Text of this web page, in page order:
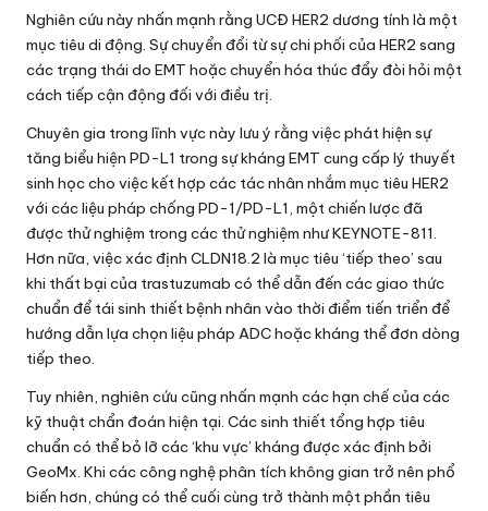
Nghiên cứu này nhấn mạnh rằng UCĐ HER2 dương tính là một
mục tiêu di động. Sự chuyển đổi từ sự chi phối của HER2 sang
các trạng thái do EMT hoặc chuyển hóa thúc đẩy đòi hỏi một
cách tiếp cận động đối với điều trị.
Chuyên gia trong lĩnh vực này lưu ý rằng việc phát hiện sự
tăng biểu hiện PD-L1 trong sự kháng EMT cung cấp lý thuyết
sinh học cho việc kết hợp các tác nhân nhắm mục tiêu HER2
với các liệu pháp chống PD-1/PD-L1, một chiến lược đã
được thử nghiệm trong các thử nghiệm như KEYNOTE-811.
Hơn nữa, việc xác định CLDN18.2 là mục tiêu ‘tiếp theo’ sau
khi thất bại của trastuzumab có thể dẫn đến các giao thức
chuẩn để tái sinh thiết bệnh nhân vào thời điểm tiến triển để
hướng dẫn lựa chọn liệu pháp ADC hoặc kháng thể đơn dòng
tiếp theo.
Tuy nhiên, nghiên cứu cũng nhấn mạnh các hạn chế của các
kỹ thuật chẩn đoán hiện tại. Các sinh thiết tổng hợp tiêu
chuẩn có thể bỏ lỡ các ‘khu vực’ kháng được xác định bởi
GeoMx. Khi các công nghệ phân tích không gian trở nên phổ
biến hơn, chúng có thể cuối cùng trở thành một phần tiêu